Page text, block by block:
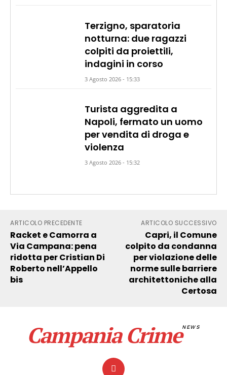
Terzigno, sparatoria
notturna: due ragazzi
colpiti da proiettili,
indagini in corso
3 Agosto 2026 - 15:33
Turista aggredita a
Napoli, fermato un uomo
per vendita di droga e
violenza
3 Agosto 2026 - 15:32
ARTICOLO PRECEDENTE
Racket e Camorra a
Via Campana: pena
ridotta per Cristian Di
Roberto nell’Appello
bis
ARTICOLO SUCCESSIVO
Capri, il Comune
colpito da condanna
per violazione delle
norme sulle barriere
architettoniche alla
Certosa
Campania CrimeNEWS